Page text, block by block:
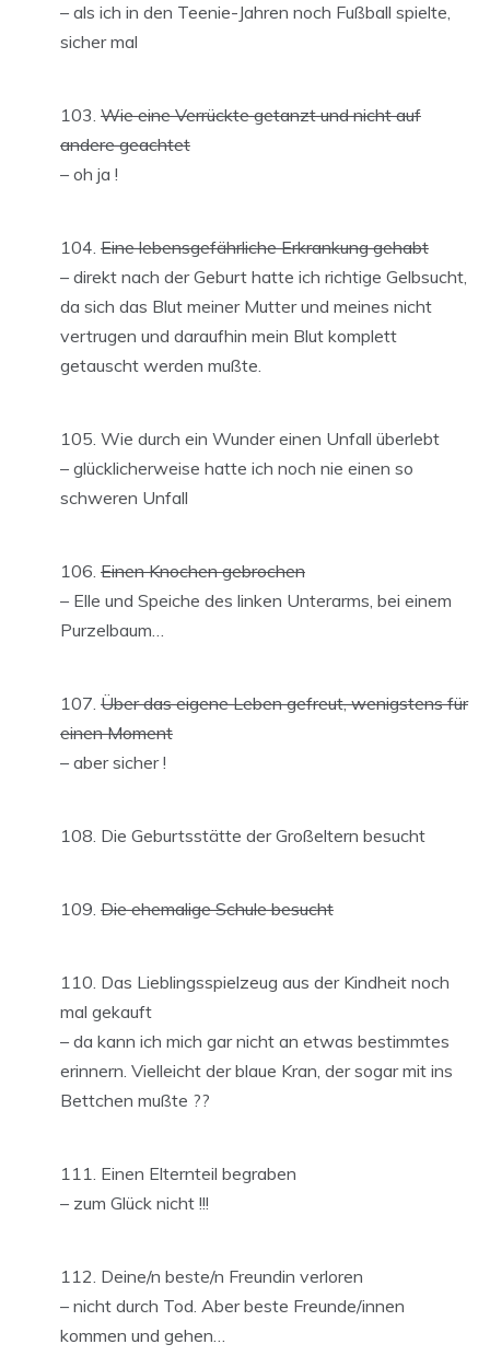
– als ich in den Teenie-Jahren noch Fußball spielte,
sicher mal
Wie eine Verrückte getanzt und nicht auf
andere geachtet
– oh ja !
Eine lebensgefährliche Erkrankung gehabt
– direkt nach der Geburt hatte ich richtige Gelbsucht,
da sich das Blut meiner Mutter und meines nicht
vertrugen und daraufhin mein Blut komplett
getauscht werden mußte.
Wie durch ein Wunder einen Unfall überlebt
– glücklicherweise hatte ich noch nie einen so
schweren Unfall
Einen Knochen gebrochen
– Elle und Speiche des linken Unterarms, bei einem
Purzelbaum…
Über das eigene Leben gefreut, wenigstens für
einen Moment
– aber sicher !
Die Geburtsstätte der Großeltern besucht
Die ehemalige Schule besucht
Das Lieblingsspielzeug aus der Kindheit noch
mal gekauft
– da kann ich mich gar nicht an etwas bestimmtes
erinnern. Vielleicht der blaue Kran, der sogar mit ins
Bettchen mußte ??
Einen Elternteil begraben
– zum Glück nicht !!!
Deine/n beste/n Freundin verloren
– nicht durch Tod. Aber beste Freunde/innen
kommen und gehen…